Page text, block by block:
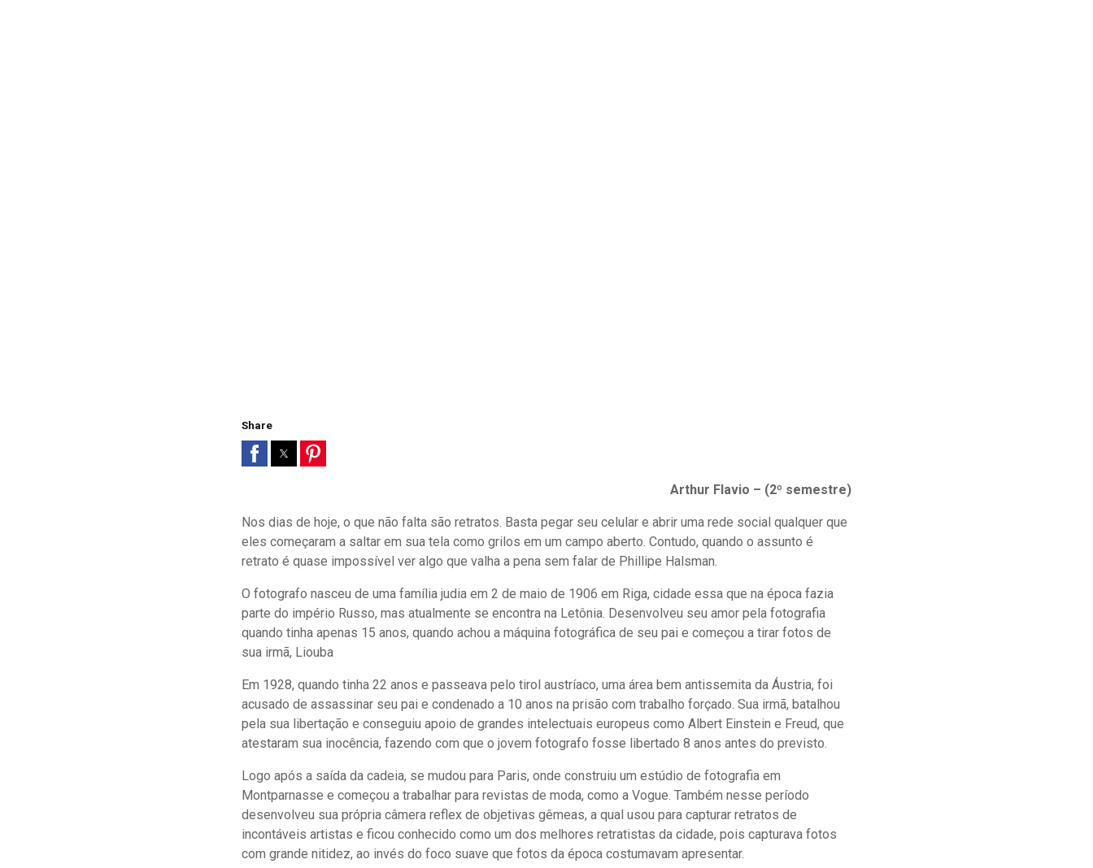
Share
Arthur Flavio – (2º semestre)
Nos dias de hoje, o que não falta são retratos. Basta pegar seu celular e abrir uma rede social qualquer que
eles começaram a saltar em sua tela como grilos em um campo aberto. Contudo, quando o assunto é
retrato é quase impossível ver algo que valha a pena sem falar de Phillipe Halsman.
O fotografo nasceu de uma família judia em 2 de maio de 1906 em Riga, cidade essa que na época fazia
parte do império Russo, mas atualmente se encontra na Letônia. Desenvolveu seu amor pela fotografia
quando tinha apenas 15 anos, quando achou a máquina fotográfica de seu pai e começou a tirar fotos de
sua irmã, Liouba
Em 1928, quando tinha 22 anos e passeava pelo tirol austríaco, uma área bem antissemita da Áustria, foi
acusado de assassinar seu pai e condenado a 10 anos na prisão com trabalho forçado. Sua irmã, batalhou
pela sua libertação e conseguiu apoio de grandes intelectuais europeus como Albert Einstein e Freud, que
atestaram sua inocência, fazendo com que o jovem fotografo fosse libertado 8 anos antes do previsto.
Logo após a saída da cadeia, se mudou para Paris, onde construiu um estúdio de fotografia em
Montparnasse e começou a trabalhar para revistas de moda, como a Vogue. Também nesse período
desenvolveu sua própria câmera reflex de objetivas gêmeas, a qual usou para capturar retratos de
incontáveis artistas e ficou conhecido como um dos melhores retratistas da cidade, pois capturava fotos
com grande nitidez, ao invés do foco suave que fotos da época costumavam apresentar.